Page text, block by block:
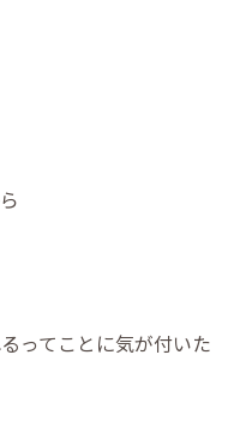
ってことに気が付いた